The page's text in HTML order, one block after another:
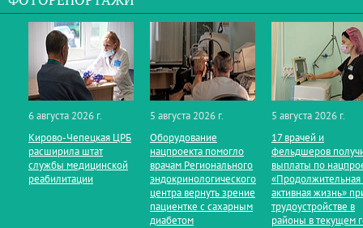
6 августа 2026 г.
Кирово‑Чепецкая ЦРБ
расширила штат
службы медицинской
реабилитации
5 августа 2026 г.
Оборудование
нацпроекта помогло
врачам Регионального
эндокринологического
центра вернуть зрение
пациентке с сахарным
диабетом
5 августа 2026 г.
17 врачей и
фельдшеров
выплаты по
«Продолжительная
активная жизнь»
трудоустройстве в
районы в текущем